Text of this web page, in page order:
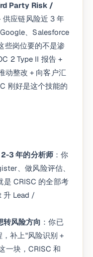
Party Risk /
应链风险近 3 年
、Salesforce
些岗位要的不是渗
2 Type II 报告 +
动整改 + 向客户汇
刚好是这个技能的
3 年的分析师：你
、做风险评估、
是 CRISC 的全部考
升 Lead /
转风险方向 ：你已
补上"风险识别 +
一块，CRISC 和